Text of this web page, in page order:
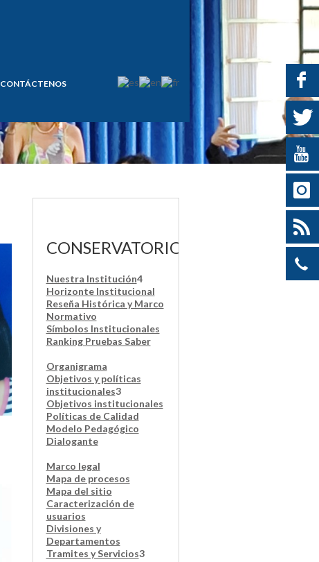
CONTÁCTENOS
CONSERVATORIO
Nuestra Institución4
Horizonte Institucional
Reseña Histórica y Marco
Normativo
Símbolos Institucionales
Ranking Pruebas Saber
Organigrama
Objetivos y políticas
institucionales3
Objetivos institucionales
Políticas de Calidad
Modelo Pedagógico
Dialogante
Marco legal
Mapa de procesos
Mapa del sitio
Caracterización de
usuarios
Divisiones y
Departamentos
Tramites y Servicios3